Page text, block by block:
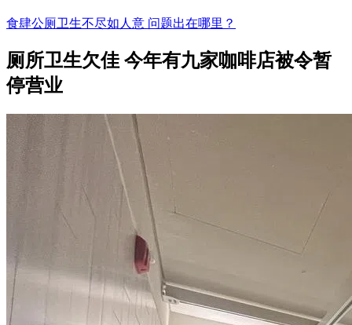
食肆公厕卫生不尽如人意 问题出在哪里？
厕所卫生欠佳 今年有九家咖啡店被令暂
停营业